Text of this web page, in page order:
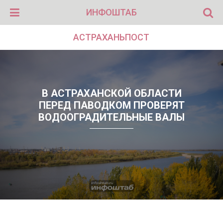
ИНФОШТАБ
АСТРАХАНЬПОСТ
В АСТРАХАНСКОЙ ОБЛАСТИ
ПЕРЕД ПАВОДКОМ ПРОВЕРЯТ
ВОДООГРАДИТЕЛЬНЫЕ ВАЛЫ